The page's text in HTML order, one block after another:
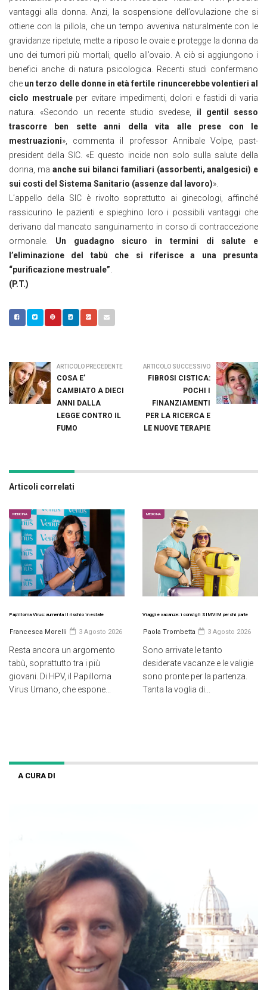
vantaggi alla donna. Anzi, la sospensione dell’ovulazione che si
ottiene con la pillola, che un tempo avveniva naturalmente con le
gravidanze ripetute, mette a riposo le ovaie e protegge la donna da
uno dei tumori più mortali, quello all’ovaio. A ciò si aggiungono i
benefici anche di natura psicologica. Recenti studi confermano
che un terzo delle donne in età fertile rinuncerebbe volentieri al
ciclo mestrualeper evitare impedimenti, dolori e fastidi di varia
natura. «Secondo un recente studio svedese, il gentil sesso
trascorre ben sette anni della vita alle prese con le
mestruazioni», commenta il professor Annibale Volpe, past-
president della SIC. «E questo incide non solo sulla salute della
donna, ma anche sui bilanci familiari (assorbenti, analgesici) e
sui costi del Sistema Sanitario (assenze dal lavoro)».
L’appello della SIC è rivolto soprattutto ai ginecologi, affinché
rassicurino le pazienti e spieghino loro i possibili vantaggi che
derivano dal mancato sanguinamento in corso di contraccezione
ormonale. Un guadagno sicuro in termini di salute e
l’eliminazione del tabù che si riferisce a una presunta
“purificazione mestruale”
(P.T.)
ARTICOLO PRECEDENTE
COSA E’
CAMBIATO A DIECI
ANNI DALLA
LEGGE CONTRO IL
FUMO
ARTICOLO SUCCESSIVO
FIBROSI CISTICA:
POCHI I
FINANZIAMENTI
PER LA RICERCA E
LE NUOVE TERAPIE
Articoli correlati
MEDICINA
Papilloma Virus: aumenta il rischio in estate
Francesca Morelli 3 Agosto 2026
Resta ancora un argomento
tabù, soprattutto tra i più
giovani. Di HPV, il Papilloma
Virus Umano, che espone...
MEDICINA
Viaggi e vacanze: i consigli SIMVIM per chi parte
Paola Trombetta 3 Agosto 2026
Sono arrivate le tanto
desiderate vacanze e le valigie
sono pronte per la partenza.
Tanta la voglia di...
A CURA DI